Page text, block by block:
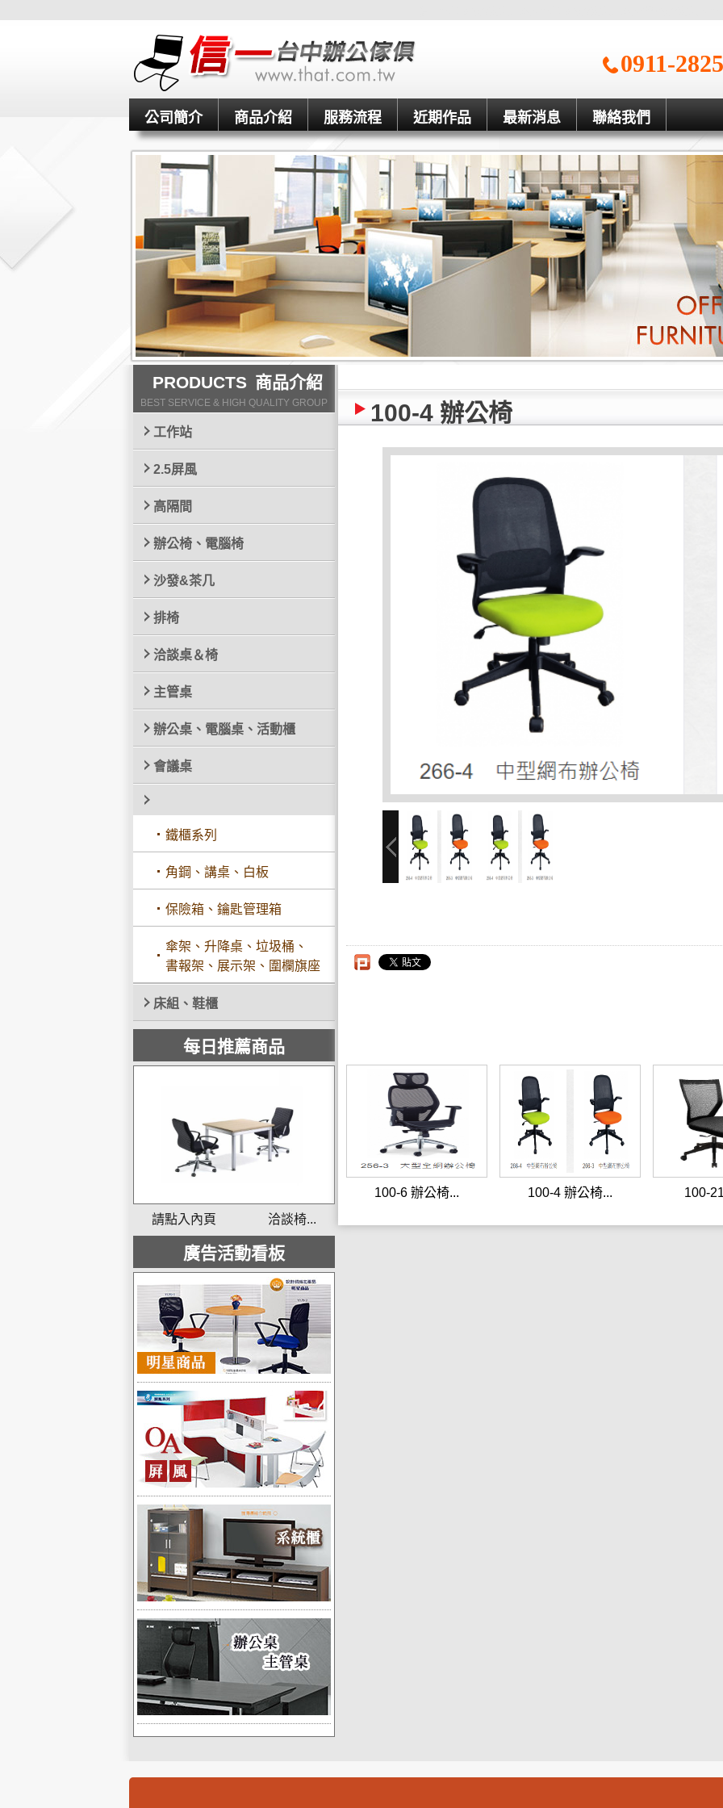
0911-
公司簡介 商品介紹 服務流程 近期作品 最新消息 聯絡我們
PRODUCTS 商品介紹
BEST SERVICE & HIGH QUALITY GROUP
工作站
2.5屏風
高隔間
辦公椅、電腦椅
沙發&茶几
排椅
洽談桌＆椅
主管桌
辦公桌、電腦桌、活動櫃
會議桌
鐵櫃系列
角鋼、講桌、白板
保險箱、鑰匙管理箱
傘架、升降桌、垃圾桶、
書報架、展示架、圍欄旗座
床組、鞋櫃
每日推薦商品
請點入內頁 洽談椅...
廣告活動看板
100-4 辦公椅
100-6 辦公椅... 100-4 辦公椅... 100-